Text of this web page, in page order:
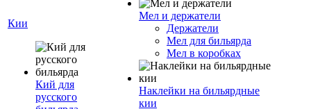
Кии
Кий для
русского
Мел и держатели
Держатели
Мел для бильярда
Мел в коробках
Наклейки на бильярдные
кии